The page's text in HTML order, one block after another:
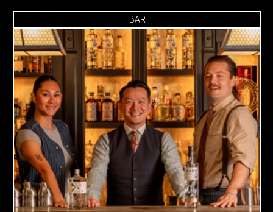
BAR